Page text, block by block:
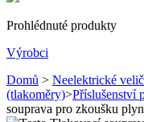
Prohlédnuté produkty
Výrobci
Domů > Neelektrické
(tlakoměry)>Příslušenství
souprava pro zkoušku